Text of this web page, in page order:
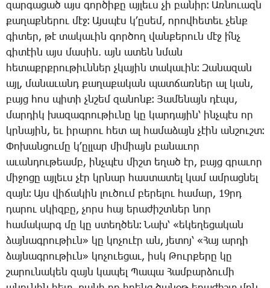
զար­գա­ցած այս գոր­ծի­քը այ­լեւս չի բա­նիր։ Առ­նո­ւազն
քա­ղաք­նե­րու մէջ։ Այս­պէս կ­՚ը­սեմ, ո­րով­հե­տեւ չենք
գի­տեր, թէ տա­կա­ւին գոր­ծող վան­քե­րուն մէջ ի՛նչ
գի­տէին այս մա­սին. այն ա­տեն նման
հե­տաքրք­րու­թիւն­ներ չկա­յին տա­կա­ւին։ ­Զա­նա­զան
այլ, մա­նա­ւանդ քա­ղա­քա­կան պատ­ճառ­ներ ալ կան,
բայց հոս պի­տի չնշեմ զա­նոնք։ ­Յա­մե­նայն դէպս,
մար­դիկ խա­զագ­րու­թիւ­նը կը կար­դա­յին՝ ինչ­պէս որ
կրնա­յին, եւ ի­րա­րու հետ ալ հա­մա­ձայն չէին ան­շուշտ։
­Փո­խան­ցու­մը կ­՚ըլ­լար մի­միայն բա­նա­ւոր
ա­ւան­դու­թեամբ, ինչ­պէս միշտ ե­ղած էր, բայց գրա­ւոր
մի­ջո­ցը այ­լեւս չէր կրնար հաս­տա­տել կամ ամ­րաց­նել
զայն։ Այս վի­ճա­կին լու­ծում բե­րե­լու հա­մար, 19րդ
­դա­րու սկիզ­բը, չորս հայ ե­րա­ժիշտ­ներ նոր
հա­մա­կարգ մը կը ստեղ­ծեն։ ­Նախ՝ «ե­կե­ղե­ցա­կան
ձայ­նագ­րու­թիւն» կը կո­չո­ւէր ան, յե­տոյ՝ «­Հայ ար­դի
ձայ­նագ­րու­թիւն» կո­չո­ւե­ցաւ, իսկ ­Թուր­քե­րը կը
շա­րու­նա­կեն զայն կա­պել ­Պա­պա ­Համ­բար­ձու­մի